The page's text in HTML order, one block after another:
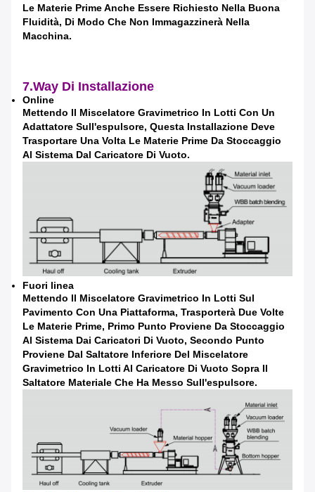
Le Materie Prime Anche Essere Richiesto Nella Buona
Fluidità, Di Modo Che Non Immagazzinerà Nella
Macchina.
7.Way Di Installazione
Online
Mettendo Il Miscelatore Gravimetrico In Lotti Con Un
Adattatore Sull'espulsore, Questa Installazione Deve
Trasportare Una Volta Le Materie Prime Da Stoccaggio
Al Sistema Dal Caricatore Di Vuoto.
Fuori linea
Mettendo Il Miscelatore Gravimetrico In Lotti Sul
Pavimento Con Una Piattaforma, Trasporterà Due Volte
Le Materie Prime, Primo Punto Proviene Da Stoccaggio
Al Sistema Dai Caricatori Di Vuoto, Secondo Punto
Proviene Dal Saltatore Inferiore Del Miscelatore
Gravimetrico In Lotti Al Caricatore Di Vuoto Sopra Il
Saltatore Materiale Che Ha Messo Sull'espulsore.